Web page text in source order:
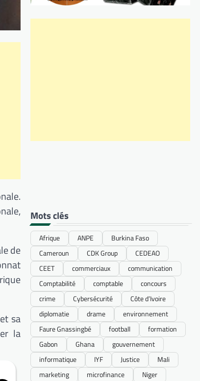
de
sa
la
Mots clés
Afrique ANPE
Burkina Faso
Cameroun
CDK Group
CEDEAO
CEET
commerciaux
communication
Comptabilité
comptable
concours
crime
Cybersécurité
Côte d’Ivoire
diplomatie
drame
environnement
Faure Gnassingbé
football
formation
Gabon
Ghana
gouvernement
informatique
IYF Justice
Mali
marketing
microfinance
Niger